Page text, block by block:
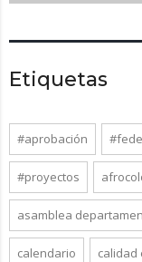
Etiquetas
#aprobación
#proyectos
asamblea
calendario calidad